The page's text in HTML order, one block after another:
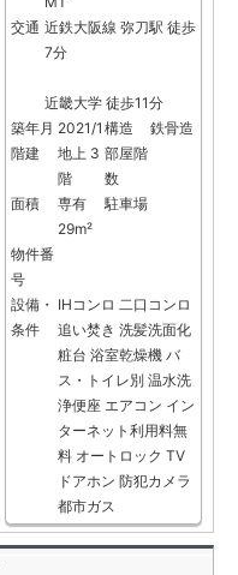
交通 近鉄大阪線 弥刀駅 徒歩
7分
近畿大学 徒歩11分
築年月 2021/1 構造
鉄骨造
階建
地上 3
階
部屋階
数
面積
専有
29m²
駐車場
物件番
号
設備・
条件
IHコンロ 二口コンロ
追い焚き 洗髪洗面化
粧台 浴室乾燥機 バ
ス・トイレ別 温水洗
浄便座 エアコン イン
ターネット利用料無
料 オートロック TV
ドアホン 防犯カメラ
都市ガス